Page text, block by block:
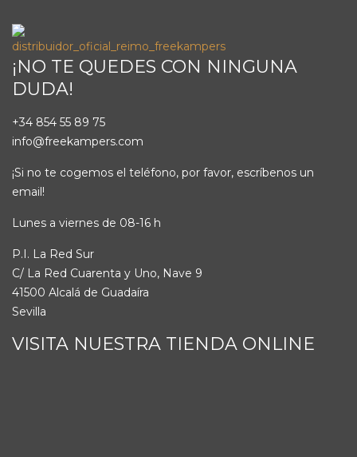
¡NO TE QUEDES CON NINGUNA
DUDA!
+34 854 55 89 75
info@freekampers.com
¡Si no te cogemos el teléfono, por favor, escríbenos un
email!
Lunes a viernes de 08-16 h
P.I. La Red Sur
C/ La Red Cuarenta y Uno, Nave 9
41500 Alcalá de Guadaíra
Sevilla
VISITA NUESTRA TIENDA ONLINE